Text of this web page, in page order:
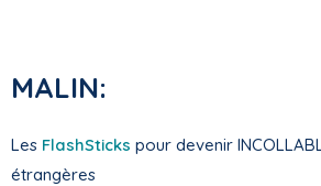
MALIN:
Les FlashSticks pour devenir
étrangères